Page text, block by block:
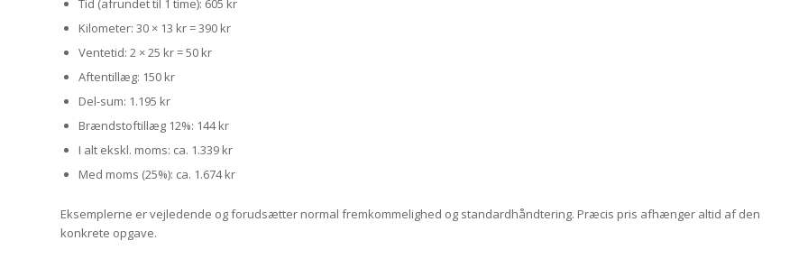
Tid (afrundet til 1 time): 605 kr
Kilometer: 30 × 13 kr = 390 kr
Ventetid: 2 × 25 kr = 50 kr
Aftentillæg: 150 kr
Del-sum: 1.195 kr
Brændstoftillæg 12%: 144 kr
I alt ekskl. moms: ca. 1.339 kr
Med moms (25%): ca. 1.674 kr
Eksemplerne er vejledende og forudsætter normal fremkommelighed og standardhåndtering. Præcis pris afhænger altid af den
konkrete opgave.